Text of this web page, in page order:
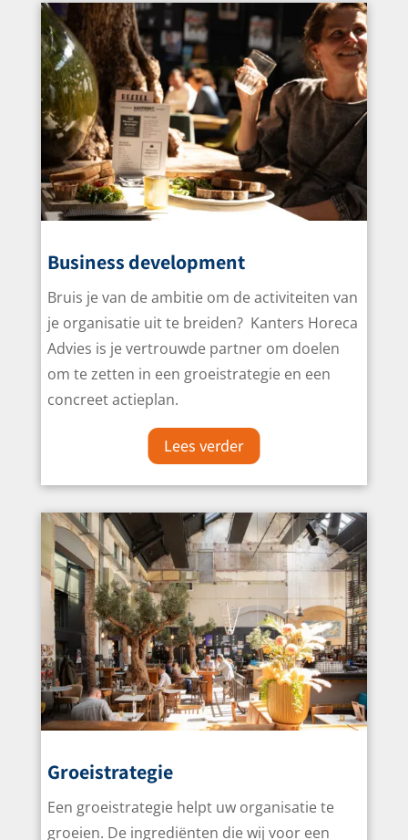
Business development
Bruis je van de ambitie om de activiteiten van
je organisatie uit te breiden? Kanters Horeca
Advies is je vertrouwde partner om doelen
om te zetten in een groeistrategie en een
concreet actieplan.
Lees verder
Groeistrategie
Een groeistrategie helpt uw organisatie te
groeien. De ingrediënten die wij voor een